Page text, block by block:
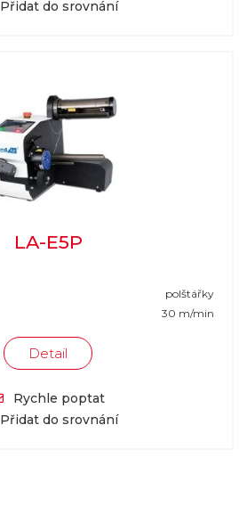
Přidat do srovnání
LA-E5P
polštářky
30 m/min
Detail
Rychle poptat
Přidat do srovnání